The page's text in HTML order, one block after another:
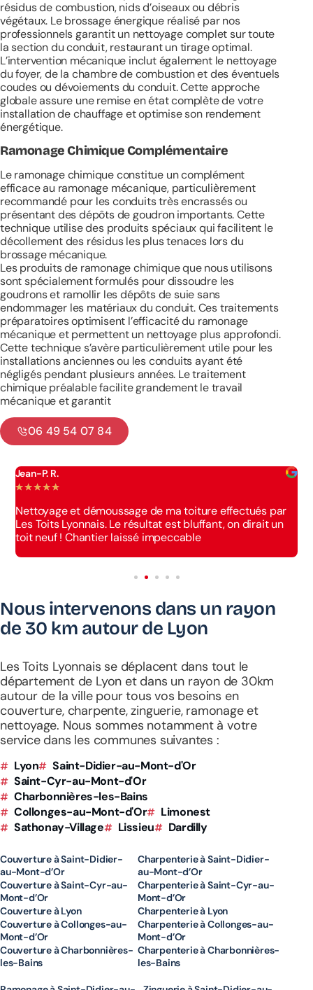
résidus de combustion, nids d’oiseaux ou débris
végétaux. Le brossage énergique réalisé par nos
professionnels garantit un nettoyage complet sur toute
la section du conduit, restaurant un tirage optimal.
L’intervention mécanique inclut également le nettoyage
du foyer, de la chambre de combustion et des éventuels
coudes ou dévoiements du conduit. Cette approche
globale assure une remise en état complète de votre
installation de chauffage et optimise son rendement
énergétique.
Ramonage Chimique Complémentaire
Le ramonage chimique constitue un complément
efficace au ramonage mécanique, particulièrement
recommandé pour les conduits très encrassés ou
présentant des dépôts de goudron importants. Cette
technique utilise des produits spéciaux qui facilitent le
décollement des résidus les plus tenaces lors du
brossage mécanique.
Les produits de ramonage chimique que nous utilisons
sont spécialement formulés pour dissoudre les
goudrons et ramollir les dépôts de suie sans
endommager les matériaux du conduit. Ces traitements
préparatoires optimisent l’efficacité du ramonage
mécanique et permettent un nettoyage plus approfondi.
Cette technique s’avère particulièrement utile pour les
installations anciennes ou les conduits ayant été
négligés pendant plusieurs années. Le traitement
chimique préalable facilite grandement le travail
mécanique et garantit
06 49 54 07 84
Jean-P. R.
★★★★★
Nettoyage et démoussage de ma toiture effectués par
Les Toits Lyonnais. Le résultat est bluffant, on dirait un
toit neuf ! Chantier laissé impeccable
Nous intervenons dans un rayon
de30 km autour de Lyon
Les Toits Lyonnais se déplacent dans tout le
département de Lyon et dans un rayon de 30km
autour de la ville pour tous vos besoins en
couverture, charpente, zinguerie, ramonage et
nettoyage. Nous sommes notamment à votre
service dans les communes suivantes :
Lyon
Saint-Didier-au-Mont-d'Or
Saint-Cyr-au-Mont-d'Or
Charbonnières-les-Bains
Collonges-au-Mont-d'Or
Limonest
Sathonay-Village
Lissieu Dardilly
Couverture à Saint-Didier-
au-Mont-d’Or
Couverture à Saint-Cyr-au-
Mont-d’Or
Couverture à Lyon
Couverture à Collonges-au-
Mont-d’Or
Couverture à Charbonnières-
les-Bains
Charpenterie à Saint-Didier-
au-Mont-d’Or
Charpenterie à Saint-Cyr-au-
Mont-d’Or
Charpenterie à Lyon
Charpenterie à Collonges-au-
Mont-d’Or
Charpenterie à Charbonnières-
les-Bains